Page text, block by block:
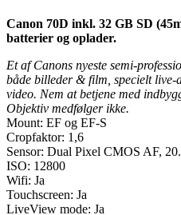
Canon 70D inkl. 32 GB SD
batterier og oplader.
Et af Canons nyeste semi-
både billeder & film, specielt live-
video. Nem at betjene med
Objektiv medfølger ikke.
Mount: EF og EF-S
Cropfaktor: 1,6
Sensor: Dual Pixel CMOS AF,
ISO: 12800
Wifi: Ja
Touchscreen: Ja
LiveView mode: Ja